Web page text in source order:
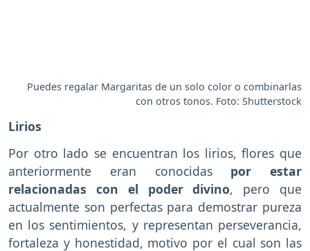
Puedes regalar Margaritas de un solo color o combinarlas
con otros tonos. Foto: Shutterstock
Lirios
Por otro lado se encuentran los lirios, flores que
anteriormente eran conocidas por estar
relacionadas con el poder divino, pero que
actualmente son perfectas para demostrar pureza
en los sentimientos, y representan perseverancia,
fortaleza y honestidad, motivo por el cual son las